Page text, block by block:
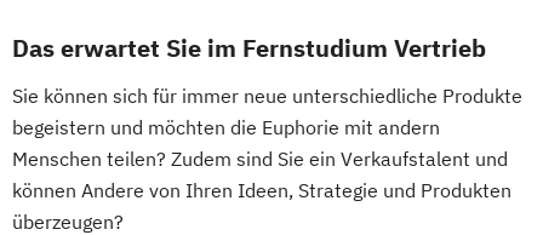
Fitness and Health Care Management
(Professionell)
Fußball-Management
Fußball-Management (Internationales)
Das erwartet Sie im Fernstudium Vertrieb
Sie können sich für immer neue unterschiedliche Produkte
begeistern und möchten die Euphorie mit andern
Menschen teilen? Zudem sind Sie ein Verkaufstalent und
können Andere von Ihren Ideen, Strategie und Produkten
überzeugen?